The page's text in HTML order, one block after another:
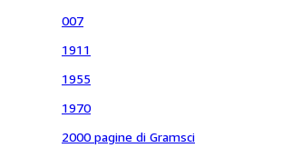
007
1911
1955
1970
2000 pagine di Gramsci